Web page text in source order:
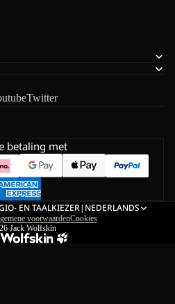
Twitter
betaling met
EN TAALKIEZER| NEDERLANDS
voorwaardenCookies
Jack Wolfskin